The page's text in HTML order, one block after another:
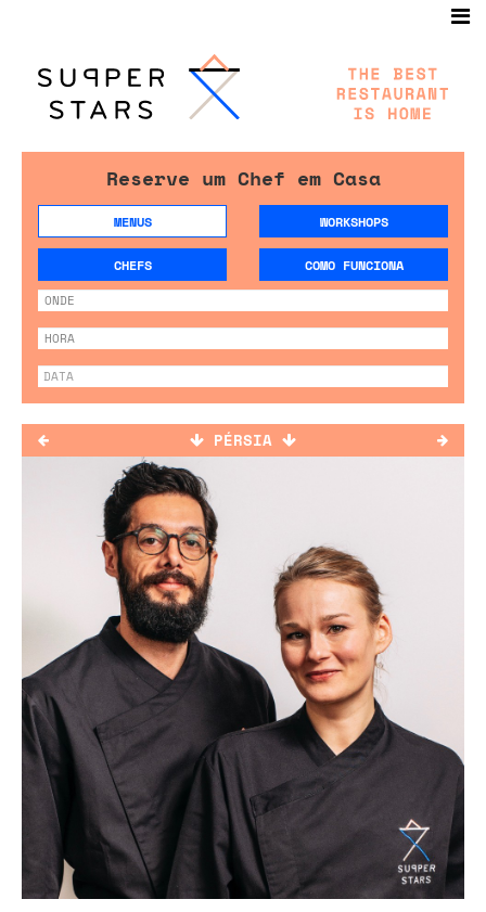
Reserve um Chef em Casa
MENUS WORKSHOPS
CHEFS COMO FUNCIONA
PÉRSIA